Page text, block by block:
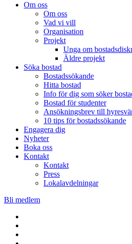
Om oss
Om oss
Vad vi vill
Organisation
Projekt
Unga om
Äldre projekt
Söka bostad
Bostadssökande
Hitta bostad
Info för dig som söker
Bostad för studenter
Ansökningsbrev till
10 tips för bostadssökande
Engagera dig
Nyheter
Boka oss
Kontakt
Kontakt
Press
Lokalavdelningar
Bli medlem